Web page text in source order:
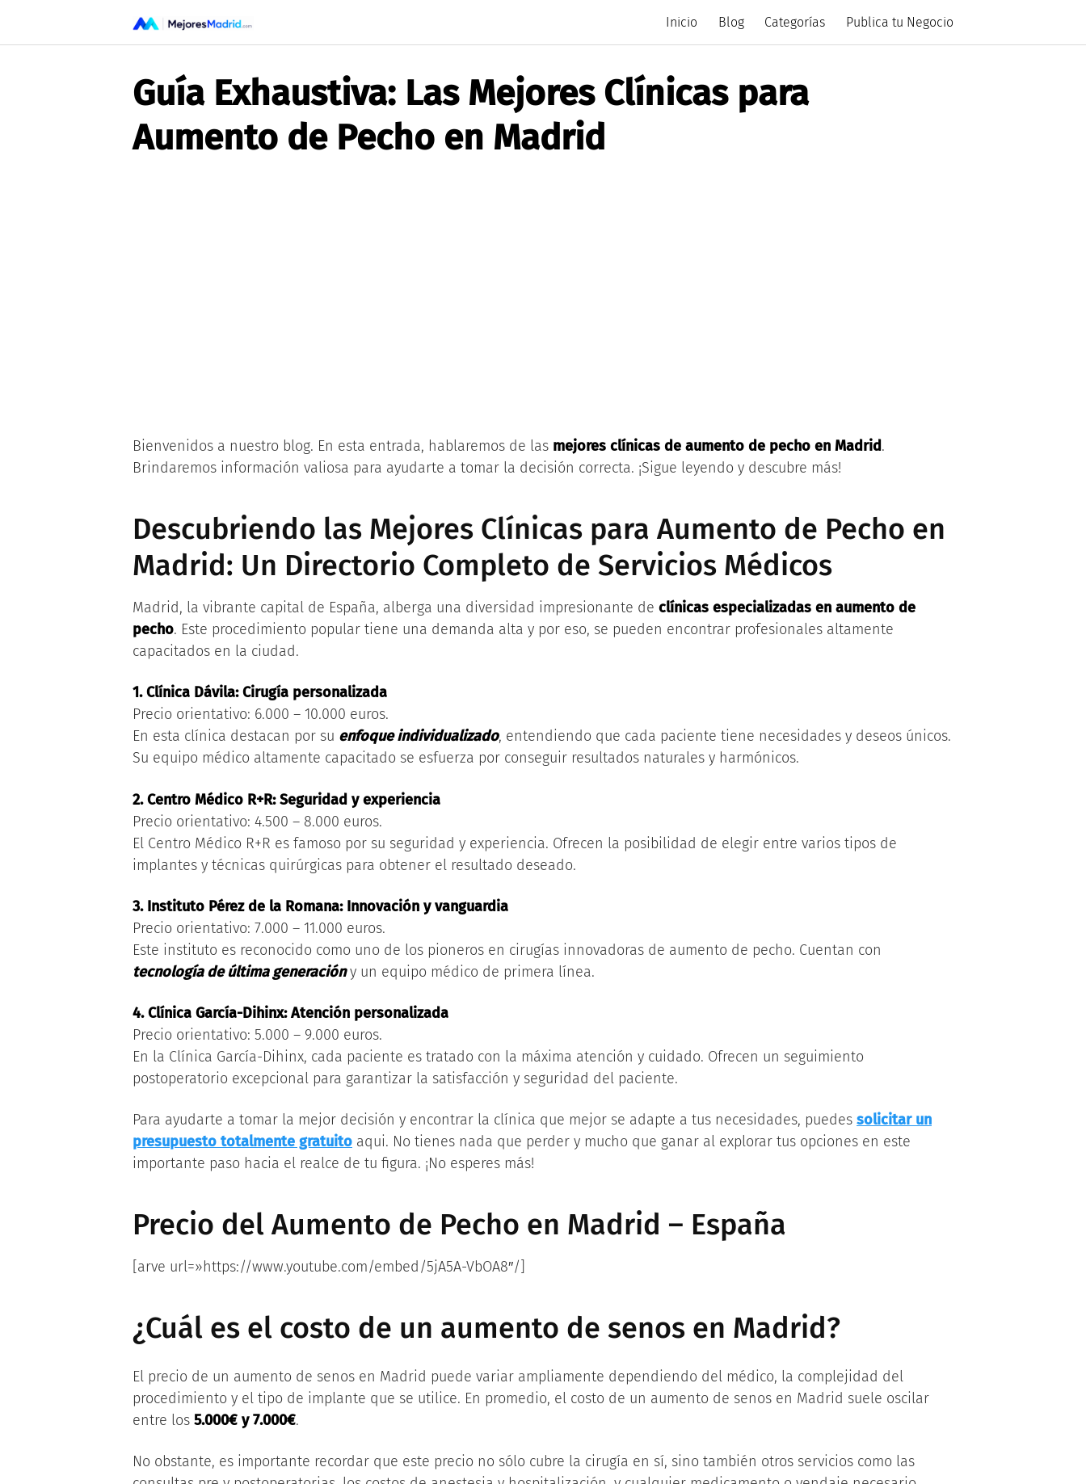
contenido
Inicio Blog Categorías Publica tu Negocio
Guía Exhaustiva: Las Mejores Clínicas para
Aumento de Pecho en Madrid
Bienvenidos a nuestro blog. En esta entrada, hablaremos de las mejores clínicas de aumento de pecho en Madrid.
Brindaremos información valiosa para ayudarte a tomar la decisión correcta. ¡Sigue leyendo y descubre más!
Descubriendo las Mejores Clínicas para Aumento de Pecho en
Madrid: Un Directorio Completo de Servicios Médicos
Madrid, la vibrante capital de España, alberga una diversidad impresionante de clínicas especializadas en aumento de
pecho. Este procedimiento popular tiene una demanda alta y por eso, se pueden encontrar profesionales altamente
capacitados en la ciudad.
1. Clínica Dávila: Cirugía personalizada
Precio orientativo: 6.000 – 10.000 euros.
En esta clínica destacan por su enfoque individualizado, entendiendo que cada paciente tiene necesidades y deseos únicos.
Su equipo médico altamente capacitado se esfuerza por conseguir resultados naturales y harmónicos.
2. Centro Médico R+R: Seguridad y experiencia
Precio orientativo: 4.500 – 8.000 euros.
El Centro Médico R+R es famoso por su seguridad y experiencia. Ofrecen la posibilidad de elegir entre varios tipos de
implantes y técnicas quirúrgicas para obtener el resultado deseado.
3. Instituto Pérez de la Romana: Innovación y vanguardia
Precio orientativo: 7.000 – 11.000 euros.
Este instituto es reconocido como uno de los pioneros en cirugías innovadoras de aumento de pecho. Cuentan con
tecnología de última generacióny un equipo médico de primera línea.
4. Clínica García-Dihinx: Atención personalizada
Precio orientativo: 5.000 – 9.000 euros.
En la Clínica García-Dihinx, cada paciente es tratado con la máxima atención y cuidado. Ofrecen un seguimiento
postoperatorio excepcional para garantizar la satisfacción y seguridad del paciente.
Para ayudarte a tomar la mejor decisión y encontrar la clínica que mejor se adapte a tus necesidades, puedes solicitar un
presupuesto totalmente gratuito aqui. No tienes nada que perder y mucho que ganar al explorar tus opciones en este
importante paso hacia el realce de tu figura. ¡No esperes más!
Precio del Aumento de Pecho en Madrid – España
[arve url=»https://www.youtube.com/embed/5jA5A-VbOA8″/]
¿Cuál es el costo de un aumento de senos en Madrid?
El precio de un aumento de senos en Madrid puede variar ampliamente dependiendo del médico, la complejidad del
procedimiento y el tipo de implante que se utilice. En promedio, el costo de un aumento de senos en Madrid suele oscilar
entre los 5.000€ y 7.000€.
No obstante, es importante recordar que este precio no sólo cubre la cirugía en sí, sino también otros servicios como las